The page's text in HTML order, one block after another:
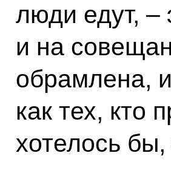
люди едут, –
и на
обрамлена,
как тех, кто
хотелось